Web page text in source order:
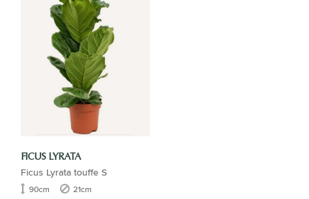
FICUS LYRATA
Ficus Lyrata touffe S
90cm 21cm